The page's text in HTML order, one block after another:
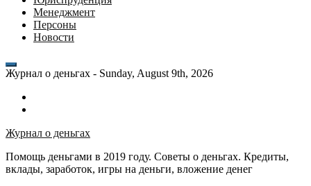
Менеджмент
Персоны
Новости
Журнал о деньгах - Sunday, August 9th, 2026
банка
24
для
взять
WebMoney?
Журнал о деньгах
Помощь деньгами в 2019 году. Советы о деньгах. Кредиты,
вклады, заработок, игры на деньги, вложение денег